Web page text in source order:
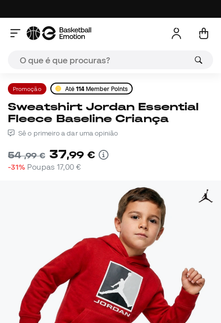
Promoção Até 114 Member Points
Sweatshirt Jordan Essential
Fleece Baseline Criança
Sê o primeiro a dar uma opinião
54,99 € 37,99 €
-31% Poupas 17,00 €